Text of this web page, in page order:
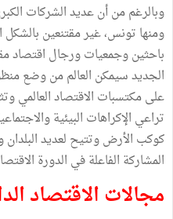
وبالرغم من أن عديد الشركات
ومنها تونس، غير مقتنعين بالشكل
باحثين وجمعيات ورجال اقتصاد
الجديد سيمكن العالم من وضع
على مكتسبات الاقتصاد العالمي
تراعي الإكراهات البيئية
كوكب الأرض وتتيح لعديد
المشاركة الفاعلة في الدورة
مجالات الاقتصاد